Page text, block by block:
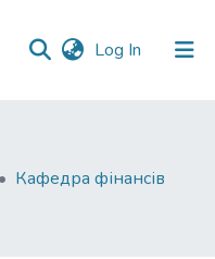
Log In (current)
Кафедра фінансів